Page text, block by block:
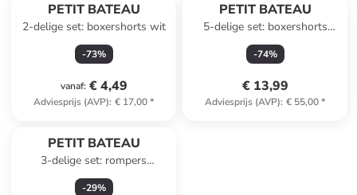
PETIT BATEAU
2-delige set: boxershorts wit
-73%
vanaf: € 4,49
Adviesprijs (AVP): € 17,00*
PETIT BATEAU
5-delige set: boxershorts
meerkleurig
-74%
€ 13,99
Adviesprijs (AVP): € 55,00*
PETIT BATEAU
3-delige set: rompers
blauw/donkerblauw
-29%